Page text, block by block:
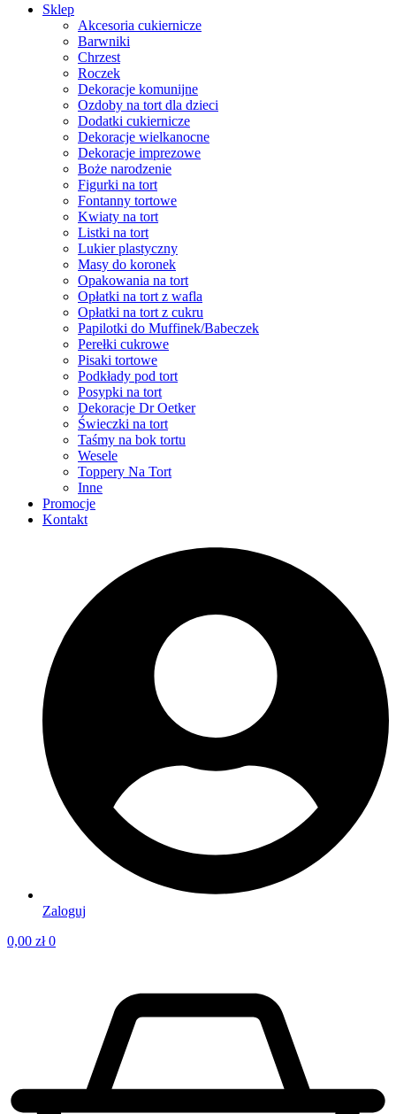
Sklep
Akcesoria cukiernicze
Barwniki
Chrzest
Roczek
Dekoracje komunijne
Ozdoby na tort dla dzieci
Dodatki cukiernicze
Dekoracje wielkanocne
Dekoracje imprezowe
Boże narodzenie
Figurki na tort
Fontanny tortowe
Kwiaty na tort
Listki na tort
Lukier plastyczny
Masy do koronek
Opakowania na tort
Opłatki na tort z wafla
Opłatki na tort z cukru
Papilotki do Muffinek/Babeczek
Perełki cukrowe
Pisaki tortowe
Podkłady pod tort
Posypki na tort
Dekoracje Dr Oetker
Świeczki na tort
Taśmy na bok tortu
Wesele
Toppery Na Tort
Inne
Promocje
Kontakt
Zaloguj
0,00 zł 0